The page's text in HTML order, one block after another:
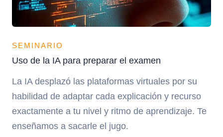
SEMINARIO
Uso de la IA para preparar el examen
La IA desplazó las plataformas virtuales por su
habilidad de adaptar cada explicación y recurso
exactamente a tu nivel y ritmo de aprendizaje. Te
enseñamos a sacarle el jugo.